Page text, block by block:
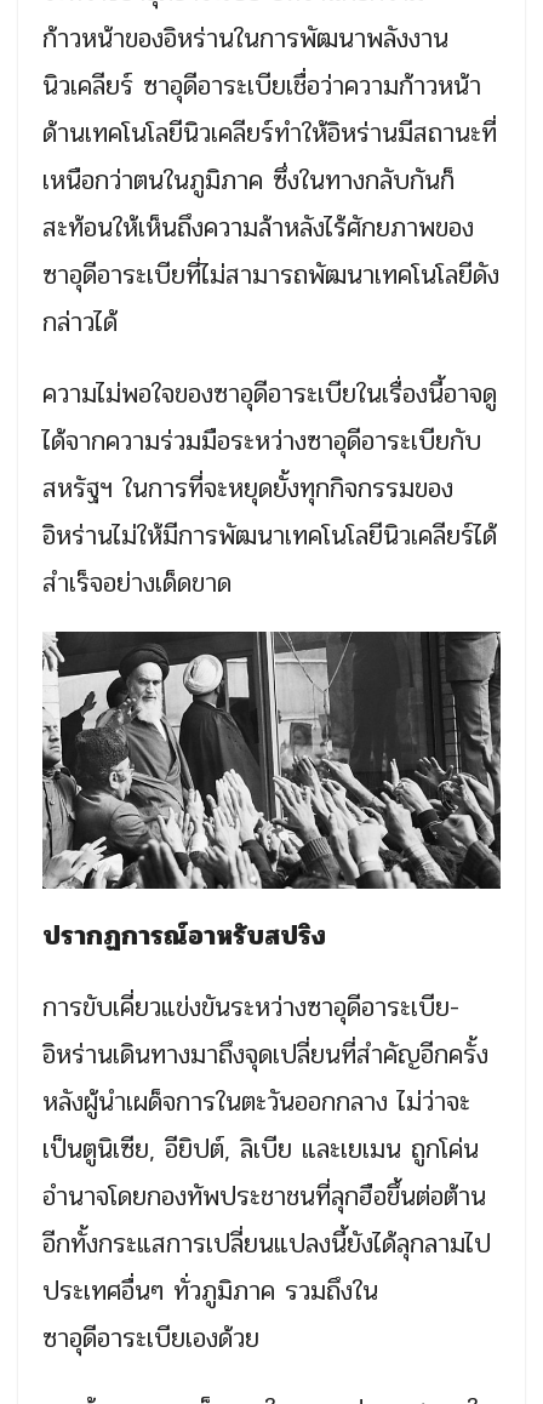
ก้าวหน้าของอิหร่านในการพัฒนาพลังงาน
นิวเคลียร์ ซาอุดีอาระเบียเชื่อว่าความก้าวหน้า
ด้านเทคโนโลยีนิวเคลียร์ทำให้อิหร่านมีสถานะที่
เหนือกว่าตนในภูมิภาค ซึ่งในทางกลับกันก็
สะท้อนให้เห็นถึงความล้าหลังไร้ศักยภาพของ
ซาอุดีอาระเบียที่ไม่สามารถพัฒนาเทคโนโลยีดัง
กล่าวได้
ความไม่พอใจของซาอุดีอาระเบียในเรื่องนี้อาจดู
ได้จากความร่วมมือระหว่างซาอุดีอาระเบียกับ
สหรัฐฯ ในการที่จะหยุดยั้งทุกกิจกรรมของ
อิหร่านไม่ให้มีการพัฒนาเทคโนโลยีนิวเคลียร์ได้
สำเร็จอย่างเด็ดขาด
ปรากฏการณ์อาหรับสปริง
การขับเคี่ยวแข่งขันระหว่างซาอุดีอาระเบีย-
อิหร่านเดินทางมาถึงจุดเปลี่ยนที่สำคัญอีกครั้ง
หลังผู้นำเผด็จการในตะวันออกกลาง ไม่ว่าจะ
เป็นตูนิเซีย, อียิปต์, ลิเบีย และเยเมน ถูกโค่น
อำนาจโดยกองทัพประชาชนที่ลุกฮือขึ้นต่อต้าน
อีกทั้งกระแสการเปลี่ยนแปลงนี้ยังได้ลุกลามไป
ประเทศอื่นๆ ทั่วภูมิภาค รวมถึงใน
ซาอุดีอาระเบียเองด้วย